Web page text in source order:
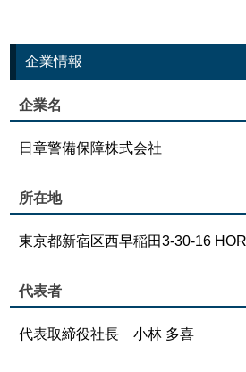
企業情報
企業名
日章警備保障株式会社
所在地
東京都新宿区西早稲田3-30-16
代表者
代表取締役社長 小林 多喜